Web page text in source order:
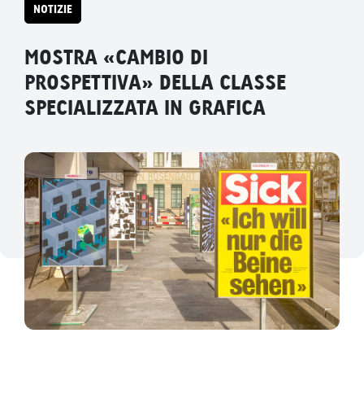
NOTIZIE
MOSTRA «CAMBIO DI
PROSPETTIVA» DELLA CLASSE
SPECIALIZZATA IN GRAFICA